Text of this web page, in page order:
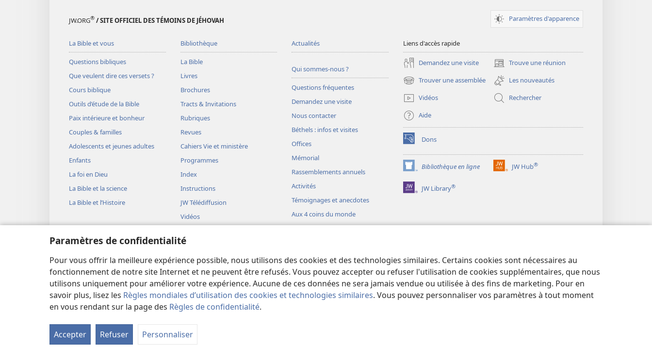
Paramètres de confidentialité
Pour vous offrir la meilleure expérience possible, nous utilisons des cookies et des technologies similaires. Certains cookies sont nécessaires au
fonctionnement de notre site Internet et ne peuvent être refusés. Vous pouvez accepter ou refuser l'utilisation de cookies supplémentaires, que nous
utilisons uniquement pour améliorer votre expérience. Aucune de ces données ne sera jamais vendue ou utilisée à des fins de marketing. Pour en
savoir plus, lisez les Règles mondiales d’utilisation des cookies et technologies similaires. Vous pouvez personnaliser vos paramètres à tout moment
en vous rendant sur la page des Règles de confidentialité.
Accepter Refuser Personnaliser
JW.ORG® / SITE OFFICIEL DES TÉMOINS DE JÉHOVAH Paramètres d'apparence
La Bible et vous
Questions bibliques
Que veulent dire ces versets ?
Cours biblique
Outils d’étude de la Bible
Paix intérieure et bonheur
Couples & familles
Adolescents et jeunes adultes
Enfants
La foi en Dieu
La Bible et la science
La Bible et l’Histoire
Bibliothèque
La Bible
Livres
Brochures
Tracts & Invitations
Rubriques
Revues
Cahiers Vie et ministère
Programmes
Index
Instructions
JW Télédiffusion
Vidéos
Représentations théâtrales
Lectures bibliques théâtrales
Actualités
Qui sommes-nous ?
Questions fréquentes
Demandez une visite
Nous contacter
Béthels : infos et visites
Offices
Mémorial
Rassemblements annuels
Activités
Témoignages et anecdotes
Aux 4 coins du monde
Liens d'accès rapide
Demandez une visite Trouve une réunion
(ouvre
une
nouvelle
fenêtre)
Trouver une assemblée
(ouvre
une
nouvelle
fenêtre)
Les nouveautés
Vidéos
Rechercher
Aide
Dons
(ouvre
une
nouvelle
fenêtre)
Bibliothèque en ligne
(ouvre
une
nouvelle
JW Hub®
(ouvre
JW Library®
Copyright © 2026 Watch Tower Bible and Tract Society of Pennsylvania.